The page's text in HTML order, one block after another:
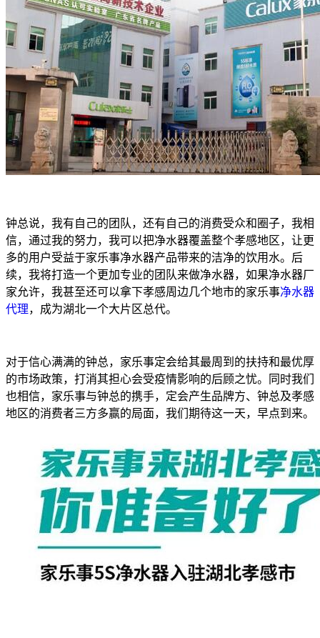
钟总说，我有自己的团队，还有自己的消费受众和圈子，我相
信，通过我的努力，我可以把净水器覆盖整个孝感地区，让更
多的用户受益于家乐事净水器产品带来的洁净的饮用水。后
续，我将打造一个更加专业的团队来做净水器，如果净水器厂
家允许，我甚至还可以拿下孝感周边几个地市的家乐事净水器
代理，成为湖北一个大片区总代。
对于信心满满的钟总，家乐事定会给其最周到的扶持和最优厚
的市场政策，打消其担心会受疫情影响的后顾之忧。同时我们
也相信，家乐事与钟总的携手，定会产生品牌方、钟总及孝感
地区的消费者三方多赢的局面，我们期待这一天，早点到来。